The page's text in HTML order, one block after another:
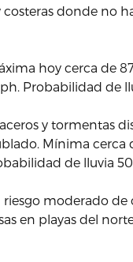
costeras donde no
hoy cerca de
Probabilidad de
y tormentas
Mínima cerca
de lluvia
moderado de
en playas del